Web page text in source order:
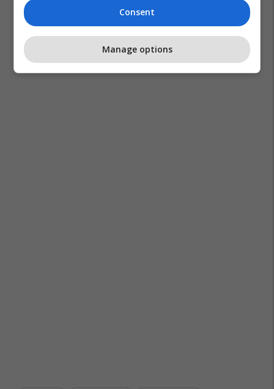
Consent
Manage options